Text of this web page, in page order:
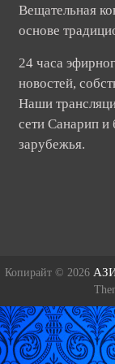
Вещательная
основе
24 часа
новостей,
Наши
сети Санарип и
зарубежья.
Копирайт © 2026